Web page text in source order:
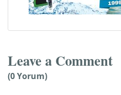
Leave a Comment
(0 Yorum)